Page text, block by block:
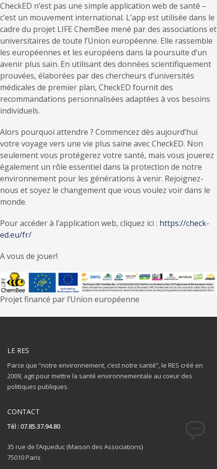
CheckED n’est pas une simple application web de santé –
c’est un mouvement international. L’app est utilisée dans le
cadre du projet LIFE ChemBee mené par des associations et
universitaires de toute l’Union européenne. Elle rassemble
les européennes et les européens dans la poursuite d’un
avenir plus sain. En utilisant des données scientifiquement
prouvées, élaborées par des chercheurs d’universités
médicales de premier plan, CheckED fournit des
recommandations personnalisées adaptées à vos besoins
individuels.
Alors pourquoi attendre ? Commencez dès aujourd’hui
votre voyage vers une vie plus saine avec CheckED. Non
seulement vous protégerez votre santé, mais vous jouerez
également un rôle essentiel dans la protection de notre
environnement pour les générations à venir. Rejoignez-
nous et soyez le changement que vous voulez voir dans le
monde.
Pour accéder à l’application web, cliquez ici : https://check-
ed.eu/fr/
A vous de jouer!
Projet financé par l’Union européenne
LE RES
Parce que “notre environnement, c’est notre santé”, le RES créé en
2009, agit pour mettre la santé environnementale au coeur des
politiques publiques.
CONTACT
Tél : 07.85.37.94.80
35 rue de l’Aqueduc (Maison des Associations)
75010 Paris